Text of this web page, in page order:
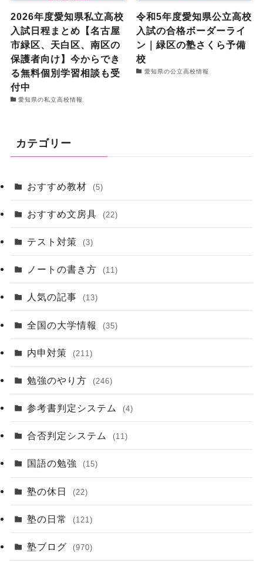
2026年度愛知県私立高校
入試日程まとめ【名古屋
市緑区、天白区、南区の
保護者向け】今からでき
る無料個別学習相談も受
付中
愛知県の私立高校情報
令和5年度愛知県公立高校
入試の合格ボーダーライ
ン｜緑区の塾さくら予備
校
愛知県の公立高校情報
カテゴリー
おすすめ教材 (5)
おすすめ文房具 (22)
テスト対策 (3)
ノートの書き方 (11)
人気の記事 (13)
全国の大学情報 (35)
内申対策 (211)
勉強のやり方 (246)
参考書判定システム (4)
合否判定システム (11)
国語の勉強 (15)
塾の休日 (22)
塾の日常 (121)
塾ブログ (970)